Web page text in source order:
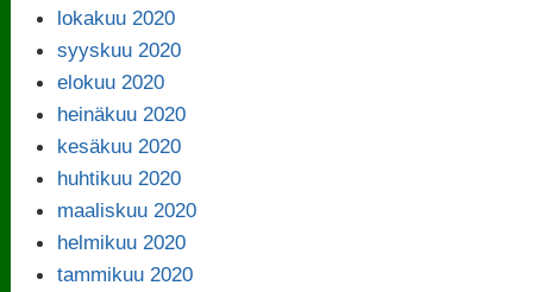
lokakuu 2020
syyskuu 2020
elokuu 2020
heinäkuu 2020
kesäkuu 2020
huhtikuu 2020
maaliskuu 2020
helmikuu 2020
tammikuu 2020